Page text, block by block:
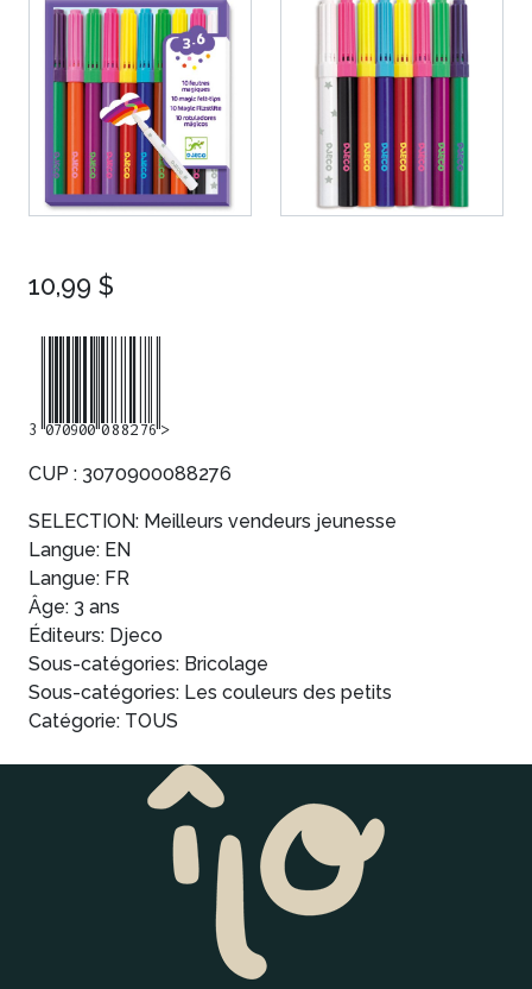
10,99 $
CUP : 3070900088276
SELECTION: Meilleurs vendeurs jeunesse
Langue: EN
Langue: FR
Âge: 3 ans
Éditeurs: Djeco
Sous-catégories: Bricolage
Sous-catégories: Les couleurs des petits
Catégorie: TOUS